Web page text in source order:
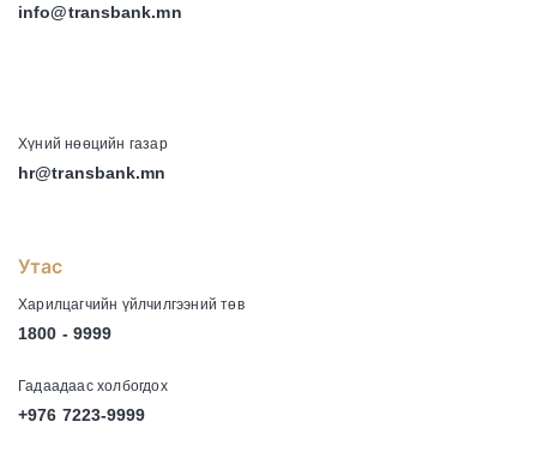
info@transbank.mn
Хүний нөөцийн газар
hr@transbank.mn
Утас
Харилцагчийн үйлчилгээний төв
1800 - 9999
Гадаадаас холбогдох
+976 7223-9999